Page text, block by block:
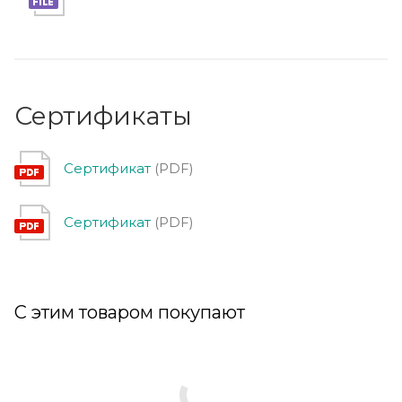
Сертификаты
Сертификат (PDF)
Сертификат (PDF)
С этим товаром покупают